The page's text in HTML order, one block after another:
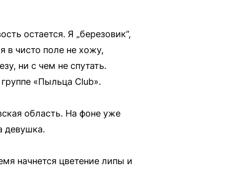
остается. Я „березовик“,
в чисто поле не хожу,
ни с чем не спутать.
«Пыльца Club».
область. На фоне уже
девушка.
начнется цветение липы и